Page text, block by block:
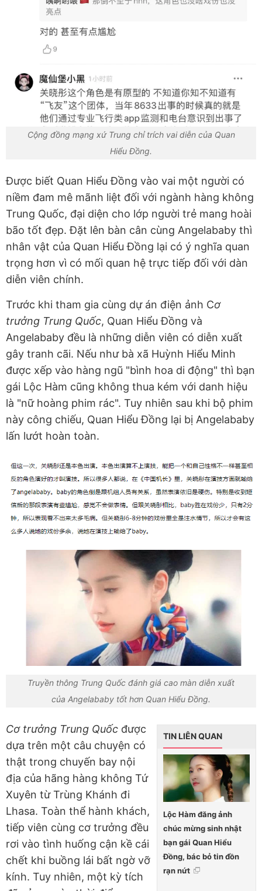
Cộng đồng mạng xứ Trung chỉ trích vai diễn của Quan
Hiểu Đồng.
Được biết Quan Hiểu Đồng vào vai một người có
niềm đam mê mãnh liệt đối với ngành hàng không
Trung Quốc, đại diện cho lớp người trẻ mang hoài
bão tốt đẹp. Đặt lên bàn cân cùng Angelababy thì
nhân vật của Quan Hiểu Đồng lại có ý nghĩa quan
trọng hơn vì có mối quan hệ trực tiếp đối với dàn
diễn viên chính.
Trước khi tham gia cùng dự án điện ảnh Cơ
trưởng Trung Quốc, Quan Hiểu Đồng và
Angelababy đều là những diễn viên có diễn xuất
gây tranh cãi. Nếu như bà xã Huỳnh Hiểu Minh
được xếp vào hàng ngũ "bình hoa di động" thì bạn
gái Lộc Hàm cũng không thua kém với danh hiệu
là "nữ hoàng phim rác". Tuy nhiên sau khi bộ phim
này công chiếu, Quan Hiểu Đồng lại bị Angelababy
lấn lướt hoàn toàn.
Truyền thông Trung Quốc đánh giá cao màn diễn xuất
của Angelababy tốt hơn Quan Hiểu Đồng.
TIN LIÊN QUAN
Lộc Hàm đăng ảnh
chúc mừng sinh nhật
bạn gái Quan Hiểu
Đồng, bác bỏ tin đồn
rạn nứt
Cơ trưởng Trung Quốc được
dựa trên một câu chuyện có
thật trong chuyến bay nội
địa của hãng hàng không Tứ
Xuyên từ Trùng Khánh đi
Lhasa. Toàn thể hành khách,
tiếp viên cùng cơ trưởng đều
rơi vào tình huống cận kề cái
chết khi buồng lái bất ngờ vỡ
kính. Tuy nhiên, một kỳ tích